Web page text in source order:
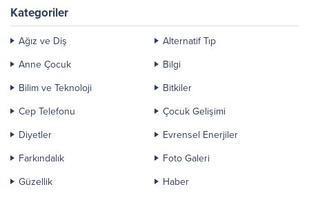
Kategoriler
Ağız ve Diş
Alternatif Tıp
Anne Çocuk
Bilgi
Bilim ve Teknoloji
Bitkiler
Cep Telefonu
Çocuk Gelişimi
Diyetler
Evrensel Enerjiler
Farkındalık
Foto Galeri
Güzellik
Haber